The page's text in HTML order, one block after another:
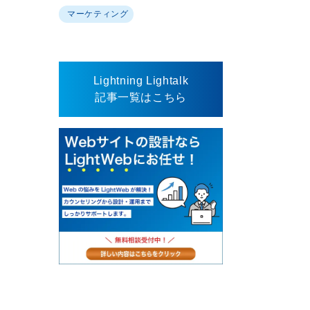
マーケティング
Lightning Lightalk
記事一覧はこちら